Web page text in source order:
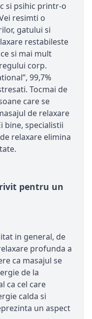
si psihic printr-o
resimti o
gatului si
restabileste
si mai mult
corp.
99,7%
Tocmai de
care se
de relaxare
bine, specialistii
relaxare elimina
pentru un
in general, de
profunda a
ca masajul se
de la
ca cel care
calda si
un aspect